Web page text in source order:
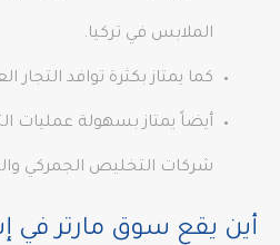
الملابس في تركيا.
كما يمتاز بكثرة توافد
أيضاً يمتاز بسهولة عمليات
شركات التخليص الجمركي
أين يقع سوق مارتر في